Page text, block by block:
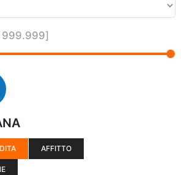
999.999]
AFFITTO